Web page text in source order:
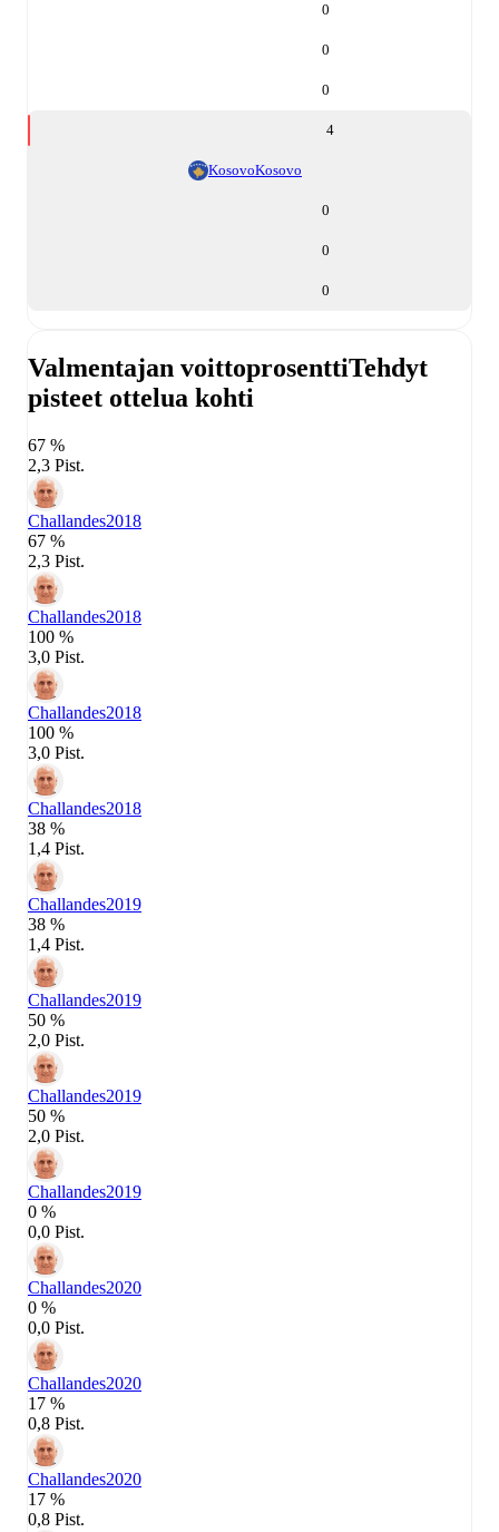
0
0
0
4
KosovoKosovo
0
0
0
Valmentajan voittoprosenttiTehdyt
pisteet ottelua kohti
67 %
2,3 Pist.
Challandes2018
67 %
2,3 Pist.
Challandes2018
100 %
3,0 Pist.
Challandes2018
100 %
3,0 Pist.
Challandes2018
38 %
1,4 Pist.
Challandes2019
38 %
1,4 Pist.
Challandes2019
50 %
2,0 Pist.
Challandes2019
50 %
2,0 Pist.
Challandes2019
0 %
0,0 Pist.
Challandes2020
0 %
0,0 Pist.
Challandes2020
17 %
0,8 Pist.
Challandes2020
17 %
0,8 Pist.